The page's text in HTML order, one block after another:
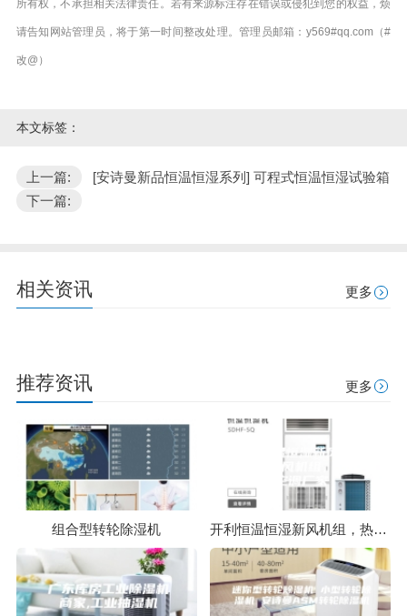
所有权，不承担相关法律责任。若有来源标注存在错误或侵犯到您的权益，烦
请告知网站管理员，将于第一时间整改处理。管理员邮箱：y569#qq.com（#
改@）
本文标签：
上一篇:
[安诗曼新品恒温恒湿系列] 可程式恒温恒湿试验箱
下一篇:
相关资讯 更多
推荐资讯 更多
组合型转轮除湿机 开利恒温恒湿新风机组，热回收新风机组，安诗曼空调厂家